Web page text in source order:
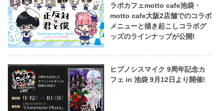
ラボカフェmotto cafe池袋・
motto cafe大阪2店舗でのコラボ
メニューと描き起こしコラボグ
ッズのラインナップが公開!
ヒプノシスマイク 9周年記念カ
フェ in 池袋 9月12日より開催!